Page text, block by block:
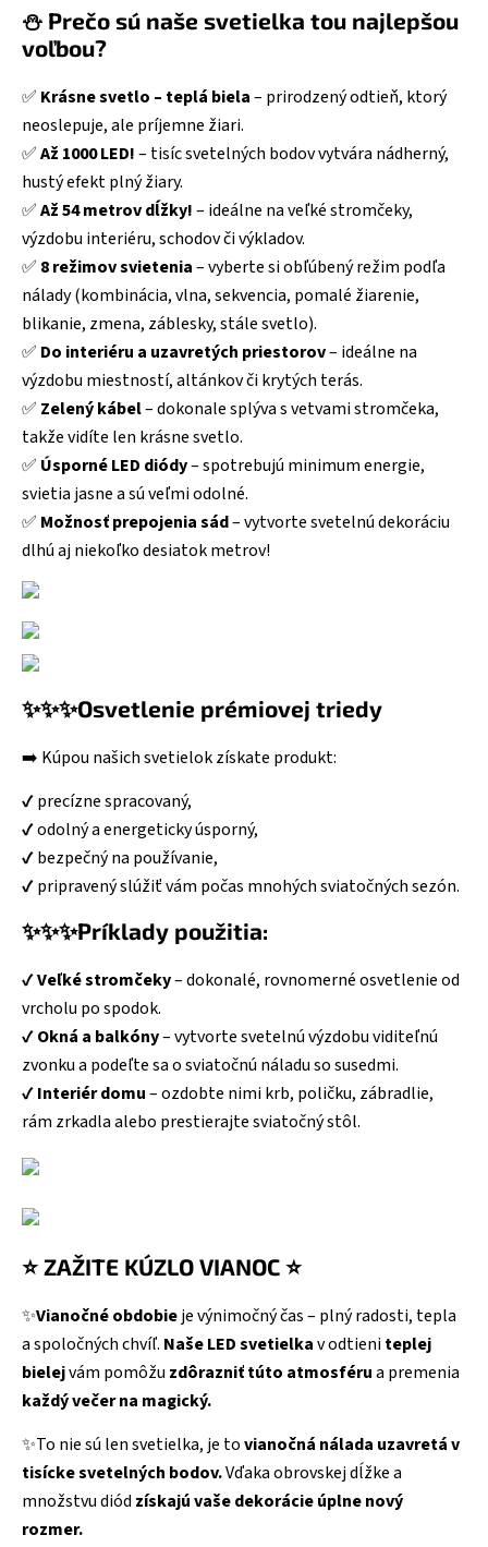
⛄ Prečo sú naše svetielka tou najlepšou
voľbou?
✅ Krásne svetlo – teplá biela– prirodzený odtieň, ktorý
neoslepuje, ale príjemne žiari.
✅Až 1000 LED!– tisíc svetelných bodov vytvára nádherný,
hustý efekt plný žiary.
✅Až 54 metrov dĺžky!– ideálne na veľké stromčeky,
výzdobu interiéru, schodov či výkladov.
✅ 8 režimov svietenia– vyberte si obľúbený režim podľa
nálady (kombinácia, vlna, sekvencia, pomalé žiarenie,
blikanie, zmena, záblesky, stále svetlo).
✅ Do interiéru a uzavretých priestorov– ideálne na
výzdobu miestností, altánkov či krytých terás.
✅ Zelený kábel– dokonale splýva s vetvami stromčeka,
takže vidíte len krásne svetlo.
✅ Úsporné LED diódy– spotrebujú minimum energie,
svietia jasne a sú veľmi odolné.
✅ Možnosť prepojenia sád– vytvorte svetelnú dekoráciu
dlhú aj niekoľko desiatok metrov!
✨✨✨Osvetlenie prémiovej triedy
➡️ Kúpou našich svetielok získate produkt:
✔️ precízne spracovaný,
✔️ odolný a energeticky úsporný,
✔️ bezpečný na používanie,
✔️ pripravený slúžiť vám počas mnohých sviatočných sezón.
✨✨✨Príklady použitia:
✔️Veľké stromčeky– dokonalé, rovnomerné osvetlenie od
vrcholu po spodok.
✔️Okná a balkóny– vytvorte svetelnú výzdobu viditeľnú
zvonku a podeľte sa o sviatočnú náladu so susedmi.
✔️Interiér domu– ozdobte nimi krb, poličku, zábradlie,
rám zrkadla alebo prestierajte sviatočný stôl.
⭐ ZAŽITE KÚZLO VIANOC ⭐
✨Vianočné obdobieje výnimočný čas – plný radosti, tepla
a spoločných chvíľ. Naše LED svetielkav odtieniteplej
bielejvám pomôžu zdôrazniť túto atmosférua premenia
každý večer na magický.
✨To nie sú len svetielka, je tovianočná nálada uzavretá v
tisícke svetelných bodov.Vďaka obrovskej dĺžke a
množstvu diód získajú vaše dekorácie úplne nový
rozmer.